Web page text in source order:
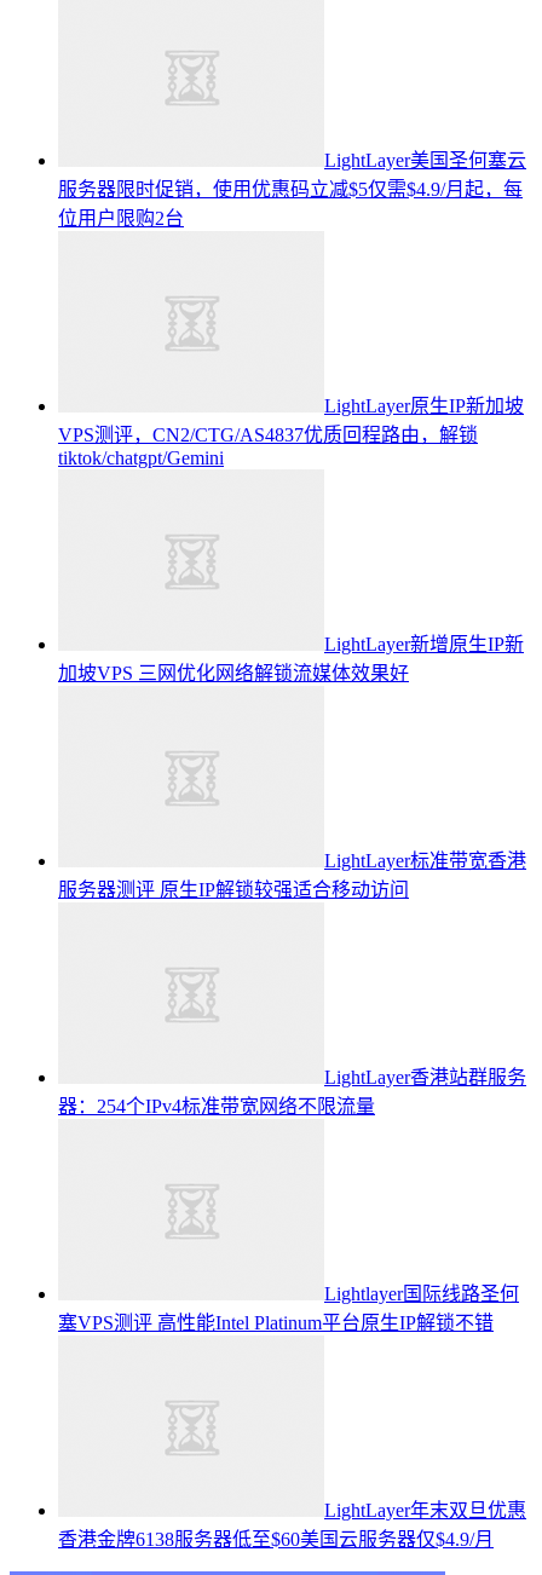
LightLayer美国圣何塞云
服务器限时促销，使用优惠码立减$5仅需$4.9/月起，每
位用户限购2台
LightLayer原生IP新加坡
VPS测评，CN2/CTG/AS4837优质回程路由，解锁
tiktok/chatgpt/Gemini
LightLayer新增原生IP新
加坡VPS 三网优化网络解锁流媒体效果好
LightLayer标准带宽香港
服务器测评 原生IP解锁较强适合移动访问
LightLayer香港站群服务
器：254个IPv4标准带宽网络不限流量
Lightlayer国际线路圣何
塞VPS测评 高性能Intel Platinum平台原生IP解锁不错
LightLayer年末双旦优惠
香港金牌6138服务器低至$60美国云服务器仅$4.9/月